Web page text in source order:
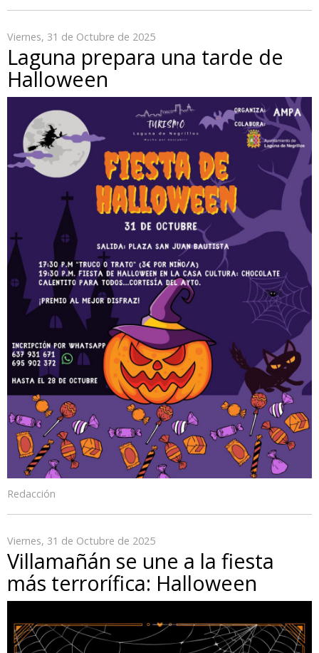
Viernes, 31 de Octubre de 2025
Laguna prepara una tarde de
Halloween
Redacción
Viernes, 31 de Octubre de 2025
Villamañán se une a la fiesta
más terrorífica: Halloween